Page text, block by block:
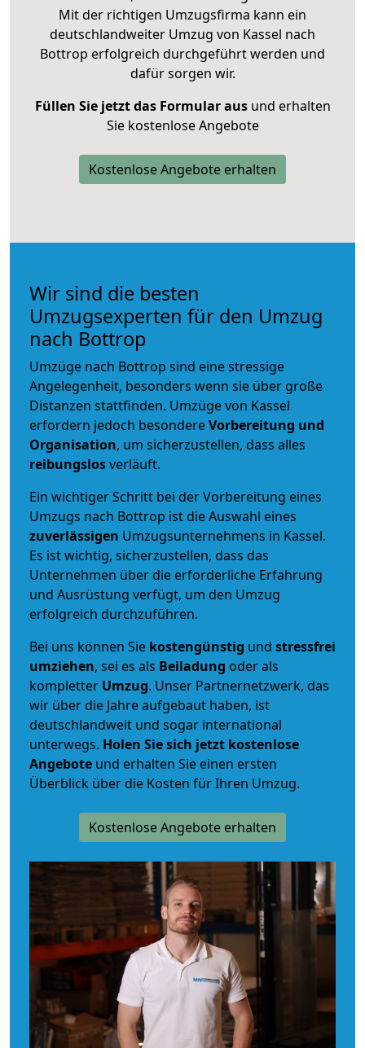
Mit der richtigen Umzugsfirma kann ein
deutschlandweiter Umzug von Kassel nach
Bottrop erfolgreich durchgeführt werden und
dafür sorgen wir.
Füllen Sie jetzt das Formular ausund erhalten
Sie kostenlose Angebote
Kostenlose Angebote erhalten
Wir sind die besten
Umzugsexperten für den Umzug
nach Bottrop
Umzüge nach Bottrop sind eine stressige
Angelegenheit, besonders wenn sie über große
Distanzen stattfinden. Umzüge von Kassel
erfordern jedoch besondereVorbereitung und
Organisation, um sicherzustellen, dass alles
reibungslosverläuft.
Ein wichtiger Schritt bei der Vorbereitung eines
Umzugs nach Bottrop ist die Auswahl eines
zuverlässigen Umzugsunternehmens in Kassel.
Es ist wichtig, sicherzustellen, dass das
Unternehmen über die erforderliche Erfahrung
und Ausrüstung verfügt, um den Umzug
erfolgreich durchzuführen.
Bei uns können Sie kostengünstig und stressfrei
umziehen, sei es als Beiladung oder als
kompletter Umzug. Unser Partnernetzwerk, das
wir über die Jahre aufgebaut haben, ist
deutschlandweit und sogar international
unterwegs. Holen Sie sich jetzt kostenlose
Angebote und erhalten Sie einen ersten
Überblick über die Kosten für Ihren Umzug.
Kostenlose Angebote erhalten